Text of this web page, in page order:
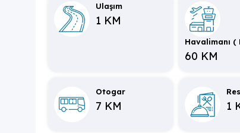
NOT: Havuz ısıtması kullanımı ekstra
verilmesi gerekmektedir.
NOT: Kapalı Havuz, Sauna ve Türk
Ulaşım
1 KM
Havalimanı (
60 KM
Otogar
7 KM 1